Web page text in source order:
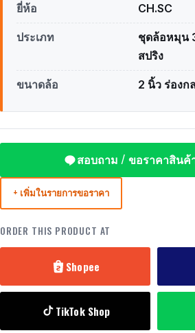
ยี่ห้อ CH.SC
ประเภท
ชุดล้อหมุน
สปริง
ขนาดล้อ 2 นิ้ว ร่องก
สอบถาม / ขอราคาสินค้า
+ เพิ่มในรายการขอราคา
ORDER THIS PRODUCT AT
Shopee
TikTok Shop